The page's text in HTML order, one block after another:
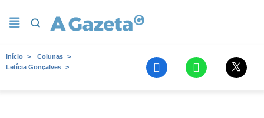
Início
Colunas
Letícia Gonçalves